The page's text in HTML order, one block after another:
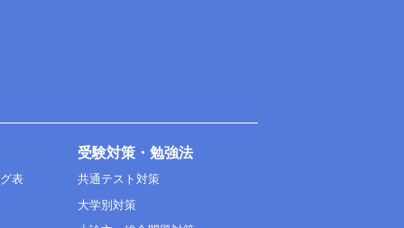
表
受験対策・勉強法
共通テスト対策
大学別対策